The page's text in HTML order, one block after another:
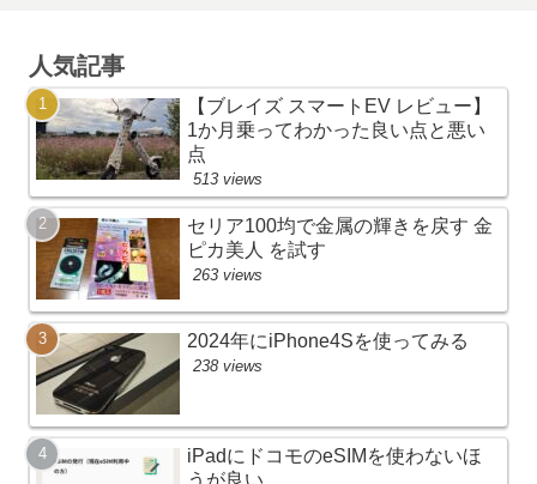
人気記事
【ブレイズ スマートEV レビュー】
1か月乗ってわかった良い点と悪い
点
513 views
セリア100均で金属の輝きを戻す 金
ピカ美人 を試す
263 views
2024年にiPhone4Sを使ってみる
238 views
iPadにドコモのeSIMを使わないほ
うが良い